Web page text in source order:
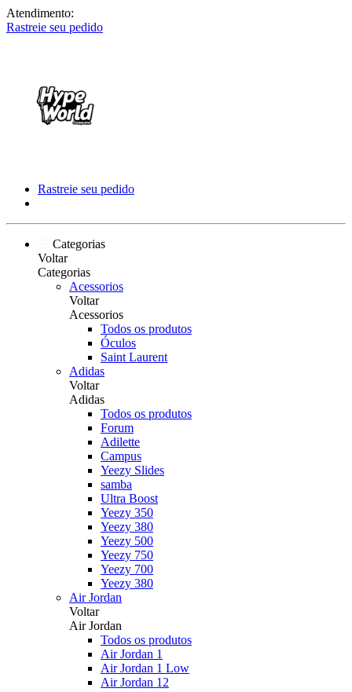
Atendimento:
Rastreie seu pedido
Rastreie seu pedido
Categorias
Voltar
Categorias
Acessorios
Voltar
Acessorios
Todos os produtos
Óculos
Saint Laurent
Adidas
Voltar
Adidas
Todos os produtos
Forum
Adilette
Campus
Yeezy Slides
samba
Ultra Boost
Yeezy 350
Yeezy 380
Yeezy 500
Yeezy 750
Yeezy 700
Yeezy 380
Air Jordan
Voltar
Air Jordan
Todos os produtos
Air Jordan 1
Air Jordan 1 Low
Air Jordan 12